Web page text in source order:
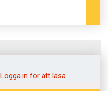
Logga in för att läsa